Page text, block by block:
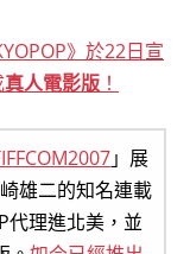
》於22日宣
真人電影版 ！
」展
雄二的知名連載
代理進北美，並